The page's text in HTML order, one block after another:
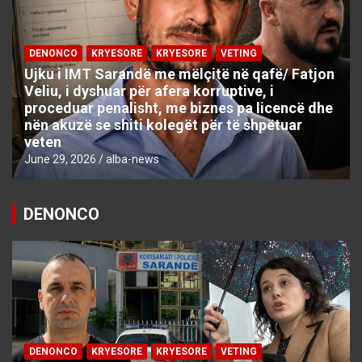
DENONCO KRYESORE KRYESORE VETING
Ujku i IMT Sarandë me mëlçitë në qafë/ Fatjon
Veliu, i dyshuar për afera korruptive, i
proceduar penalisht, me biznes pa licencë dhe
nën akuzë se shiti kolegët për të shpëtuar
veten
June 29, 2026 alba-news
DENONCO
DENONCO KRYESORE KRYESORE VETING